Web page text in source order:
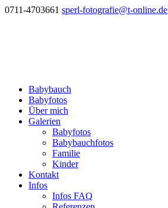
0711-4703661 sperl-fotografie@t-online.de
Babybauch
Babyfotos
Über mich
Galerien
Babyfotos
Babybauchfotos
Familie
Kinder
Kontakt
Infos
Infos FAQ